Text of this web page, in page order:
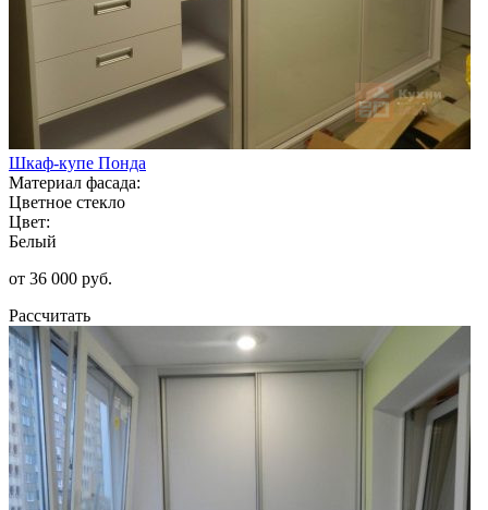
Шкаф-купе Понда
Материал фасада:
Цветное стекло
Цвет:
Белый
от 36 000 руб.
Рассчитать